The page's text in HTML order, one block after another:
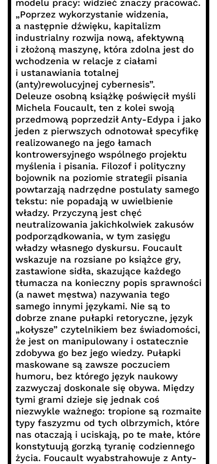
modelu pracy: widzieć znaczy pracować.
„Poprzez wykorzystanie widzenia,
a następnie dźwięku, kapitalizm
industrialny rozwija nową, afektywną
i złożoną maszynę, która zdolna jest do
wchodzenia w relacje z ciałami
i ustanawiania totalnej
(anty)rewolucyjnej cybernesis”.
Deleuze osobną książkę poświęcił myśli
Michela Foucault, ten z kolei swoją
przedmową poprzedził Anty-Edypa i jako
jeden z pierwszych odnotował specyfikę
realizowanego na jego łamach
kontrowersyjnego wspólnego projektu
myślenia i pisania. Filozof i polityczny
bojownik na poziomie strategii pisania
powtarzają nadrzędne postulaty samego
tekstu: nie popadają w uwielbienie
władzy. Przyczyną jest chęć
neutralizowania jakichkolwiek zakusów
podporządkowania, w tym zasięgu
władzy własnego dyskursu. Foucault
wskazuje na rozsiane po książce gry,
zastawione sidła, skazujące każdego
tłumacza na konieczny popis sprawności
(a nawet męstwa) nazywania tego
samego innymi językami. Nie są to
dobrze znane pułapki retoryczne, język
„kołysze” czytelnikiem bez świadomości,
że jest on manipulowany i ostatecznie
zdobywa go bez jego wiedzy. Pułapki
maskowane są zawsze poczuciem
humoru, bez którego język naukowy
zazwyczaj doskonale się obywa. Między
tymi grami dzieje się jednak coś
niezwykle ważnego: tropione są rozmaite
typy faszyzmu od tych olbrzymich, które
nas otaczają i uciskają, po te małe, które
konstytuują gorzką tyranię codziennego
życia. Foucault wyabstrahowuje z Anty-